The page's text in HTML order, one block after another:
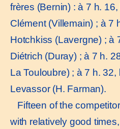
frères (Bernin) : à 7 h.
Clément (Villemain) ; à 7
Hotchkiss (Lavergne) ; à
Diétrich (Duray) ; à 7 h.
La Touloubre) ; à 7 h.
Levassor (H. Farman).
Fifteen of the
with relatively good